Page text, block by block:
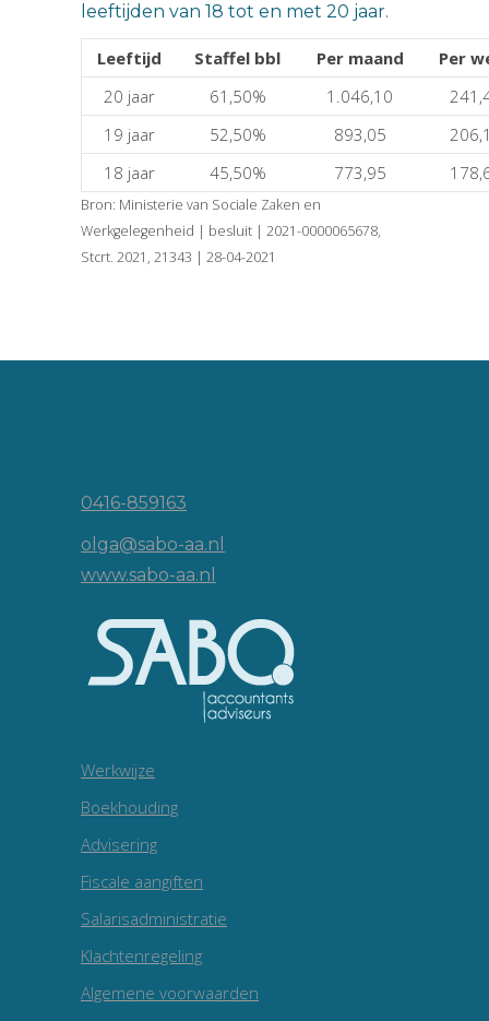
leeftijden van 18 tot en met 20 jaar.
Leeftijd Staffel bbl Per maand
Per
20 jaar
61,50% 1.046,10
19 jaar
52,50% 893,05
18 jaar
45,50% 773,95
Bron: Ministerie van Sociale Zaken en
Werkgelegenheid | besluit | 2021-0000065678,
Stcrt. 2021, 21343 | 28-04-2021
0416-859163
olga@sabo-aa.nl
www.sabo-aa.nl
Werkwijze
Boekhouding
Advisering
Fiscale aangiften
Salarisadministratie
Klachtenregeling
Algemene voorwaarden